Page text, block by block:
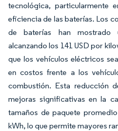
tecnológica, particularmente
eficiencia de las baterías. Los
de baterías han mostrado
alcanzando los 141 USD por
que los vehículos eléctricos
en costos frente a los
combustión. Esta reducción
mejoras significativas en la
tamaños de paquete
kWh, lo que permite mayores